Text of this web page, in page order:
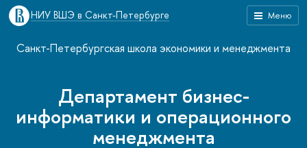
Меню
НИУ ВШЭ в Санкт-Петербурге
Санкт-Петербургская школа экономики и менеджмента
Департамент бизнес-
информатики и операционного
менеджмента